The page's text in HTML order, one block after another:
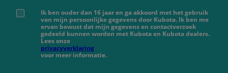
Ik ben ouder dan 16 jaar en ga akkoord met het gebruik
van mijn persoonlijke gegevens door Kubota. Ik ben me
ervan bewust dat mijn gegevens en contactverzoek
gedeeld kunnen worden met Kubota en Kubota dealers.
Lees onze
privacyverklaring
voor meer informatie.